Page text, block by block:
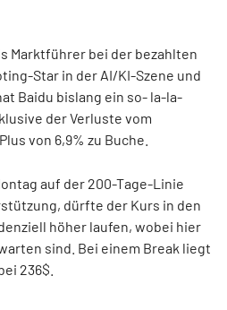
Marktführer bei der bezahlten
Star in der AI/KI-Szene und
Baidu bislang ein so- la-la-
der Verluste vom
von 6,9% zu Buche.
auf der 200-Tage-Linie
dürfte der Kurs in den
höher laufen, wobei hier
sind. Bei einem Break liegt
236$.